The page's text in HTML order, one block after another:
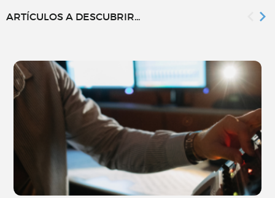
ARTÍCULOS A DESCUBRIR...